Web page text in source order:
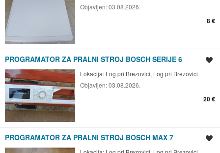
Objavljen:03.08.2026.
8 €
PROGRAMATOR ZA PRALNI STROJ BOSCH SERIJE 6
Lokacija: Log pri Brezovici, Log pri Brezovici
Objavljen:03.08.2026.
20 €
PROGRAMATOR ZA PRALNI STROJ BOSCH MAX 7